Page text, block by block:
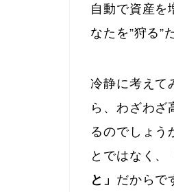
自動で資産を
なたを”狩る”
冷静に考えて
ら、わざわざ
るのでしょう
とではなく、
と」 だからで